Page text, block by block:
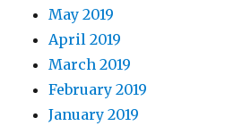
May 2019
April 2019
March 2019
February 2019
January 2019